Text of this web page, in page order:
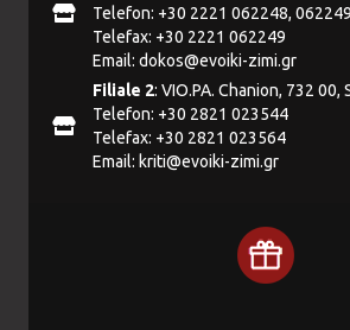
Telefon: +30 2221 062248, 062249
Telefax: +30 2221 062249
Email: dokos@evoiki-zimi.gr
Filiale 2: VIO.PA. Chanion, 732 00,
Telefon: +30 2821 023544
Telefax: +30 2821 023564
Email: kriti@evoiki-zimi.gr